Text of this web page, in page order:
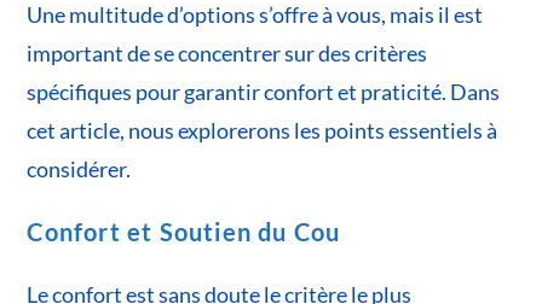
Une multitude d’options s’offre à vous, mais il est
important de se concentrer sur des critères
spécifiques pour garantir confort et praticité. Dans
cet article, nous explorerons les points essentiels à
considérer.
Confort et Soutien du Cou
Le confort est sans doute le critère le plus